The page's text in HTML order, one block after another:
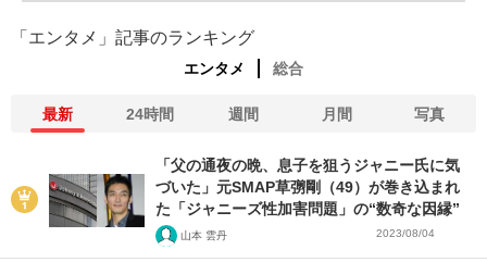
「エンタメ」記事のランキング
エンタメ 総合
最新 24時間 週間 月間 写真
「父の通夜の晩、息子を狙うジャニー氏に気
づいた」元SMAP草彅剛（49）が巻き込まれ
た「ジャニーズ性加害問題」の“数奇な因縁”
山本 雲丹 2023/08/04